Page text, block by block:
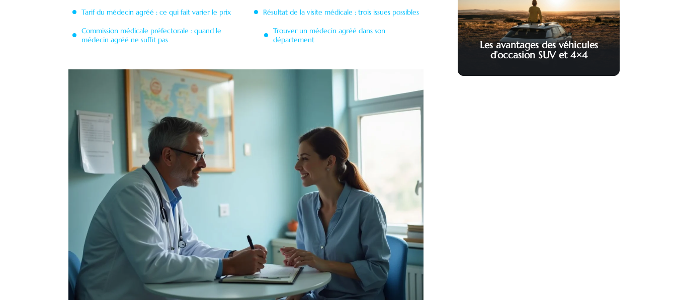
Tarif du médecin agréé : ce qui fait varier le prix
Commission médicale préfectorale : quand le
médecin agréé ne suffit pas
Résultat de la visite médicale : trois issues possibles
Trouver un médecin agréé dans son
département
Les avantages des véhicules
d’occasion SUV et 4×4